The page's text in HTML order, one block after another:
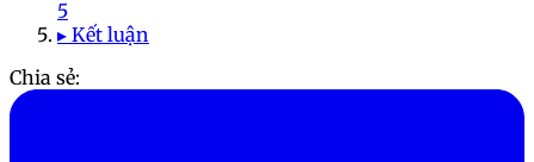
5
▸ Kết luận
Chia sẻ: